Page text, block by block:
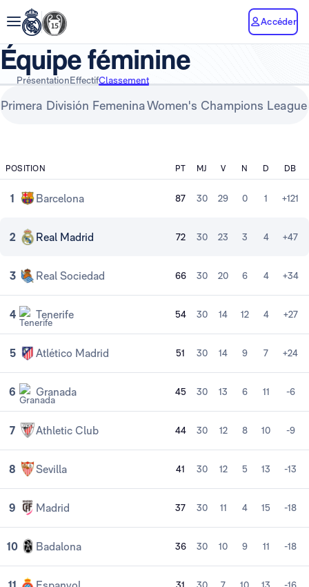
Accéder
Équipe féminine
PrésentationEffectifClassement
Primera División FemeninaWomen's Champions League
POSITION PT MJ V N D DB
1 Barcelona 87 30 29 0 1 +121
2 Real Madrid 72 30 23 3 4 +47
3 Real Sociedad 66 30 20 6 4 +34
4 Tenerife 54 30 14 12 4 +27
5 Atlético Madrid 51 30 14 9 7 +24
6 Granada 45 30 13 6 11 -6
7 Athletic Club 44 30 12 8 10 -9
8 Sevilla 41 30 12 5 13 -13
9 Madrid 37 30 11 4 15 -18
10 Badalona 36 30 10 9 11 -18